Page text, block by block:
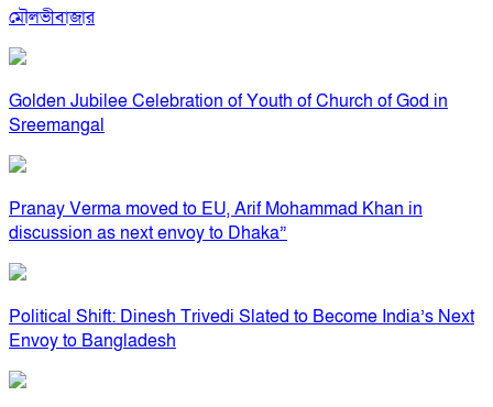
মৌলভীবাজার
Golden Jubilee Celebration of Youth of Church of God in
Sreemangal
Pranay Verma moved to EU, Arif Mohammad Khan in
discussion as next envoy to Dhaka”
Political Shift: Dinesh Trivedi Slated to Become India’s Next
Envoy to Bangladesh